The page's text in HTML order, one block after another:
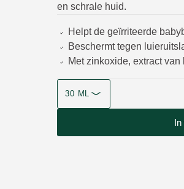
en schrale huid.
Helpt de geïrriteerde
Beschermt tegen
Met zinkoxide, extract
30 ML
In